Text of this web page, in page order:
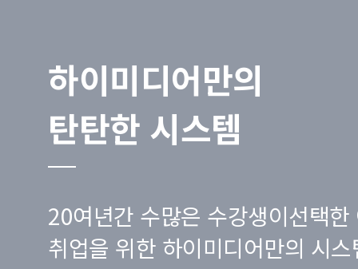
하이미디어만의
탄탄한 시스템
20여년간 수많은 수강생이선택한
취업을 위한 하이미디어만의 시